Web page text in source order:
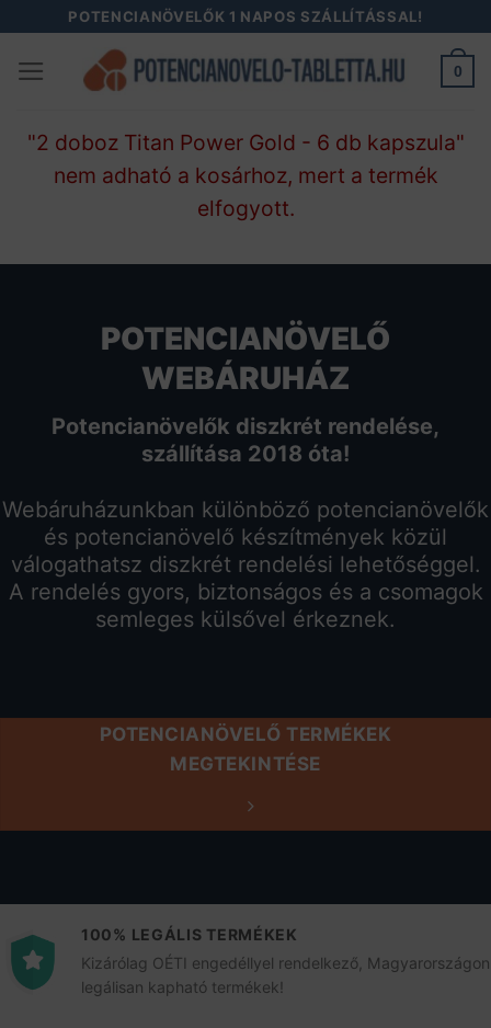
content
POTENCIANÖVELŐK 1 NAPOS SZÁLLÍTÁSSAL!
0
"2 doboz Titan Power Gold - 6 db kapszula"
nem adható a kosárhoz, mert a termék
elfogyott.
POTENCIANÖVELŐ
WEBÁRUHÁZ
Potencianövelők diszkrét rendelése,
szállítása 2018 óta!
Webáruházunkban különböző potencianövelők
és potencianövelő készítmények közül
válogathatsz diszkrét rendelési lehetőséggel.
A rendelés gyors, biztonságos és a csomagok
semleges külsővel érkeznek.
POTENCIANÖVELŐ TERMÉKEK
MEGTEKINTÉSE
100% LEGÁLIS TERMÉKEK
Kizárólag OÉTI engedéllyel rendelkező, Magyarországon
legálisan kapható termékek!